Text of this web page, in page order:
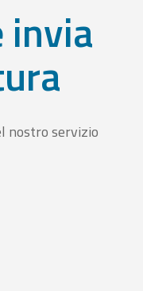
invia
nostro servizio